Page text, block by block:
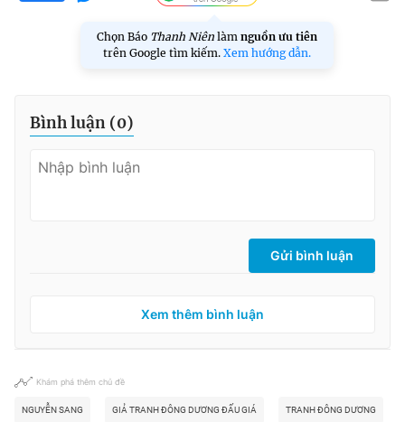
Chọn Báo Thanh Niên làm nguồn ưu tiên
trên Google tìm kiếm. Xem hướng dẫn.
Bình luận (0)
Gửi bình luận
Xem thêm bình luận
Khám phá thêm chủ đề
NGUYỄN SANG GIẢ TRANH ĐÔNG DƯƠNG ĐẤU GIÁ TRANH ĐÔNG DƯƠNG